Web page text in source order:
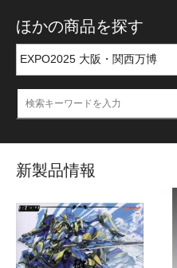
ほかの商品を探す
新製品情報